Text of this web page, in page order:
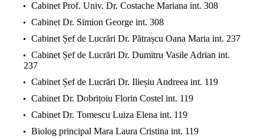
Cabinet Prof. Univ. Dr. Costache Mariana int. 308
Cabinet Dr. Simion George int. 308
Cabinet Șef de Lucrări Dr. Pătrașcu Oana Maria int. 237
Cabinet Șef de Lucrări Dr. Dumitru Vasile Adrian int.
237
Cabinet Șef de Lucrări Dr. Ilieșiu Andreea int. 119
Cabinet Dr. Dobrițoiu Florin Costel int. 119
Cabinet Dr. Tomescu Luiza Elena int. 119
Biolog principal Mara Laura Cristina int. 119